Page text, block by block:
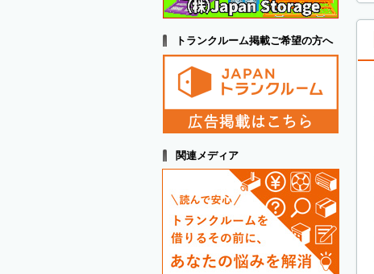
トランクルーム掲載ご希望の方へ
関連メディア